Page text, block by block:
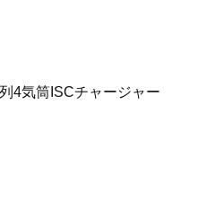
4気筒ISCチャージャー